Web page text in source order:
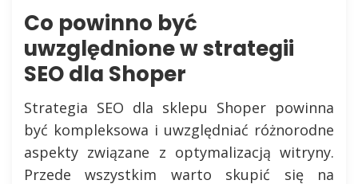
Co powinno być
uwzględnione w strategii
SEO dla Shoper
Strategia SEO dla sklepu Shoper powinna
być kompleksowa i uwzględniać różnorodne
aspekty związane z optymalizacją witryny.
Przede wszystkim warto skupić się na